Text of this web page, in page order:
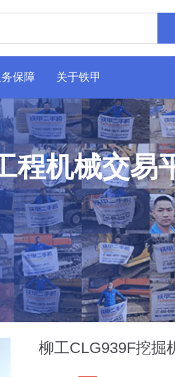
务保障 关于铁甲
机械交易
柳工CLG939F挖掘